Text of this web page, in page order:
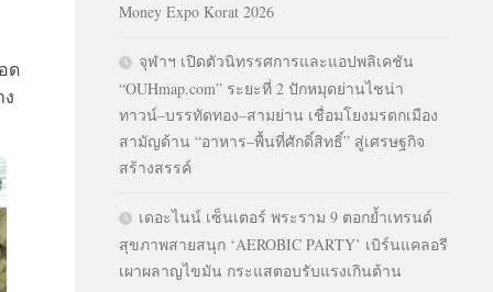
ด
Money Expo Korat 2026
จุฬาฯ เปิดตัวนิทรรศการและแอปพลิเคชัน
“OUHmap.com” ระยะที่ 2 ปักหมุดย่านไชน่า
ทาวน์–บรรทัดทอง–สามย่าน เชื่อมโยงมรดกเมือง
สามัญด้าน “อาหาร–พื้นที่ศักดิ์สิทธิ์” สู่เศรษฐกิจ
สร้างสรรค์
เดอะไนน์ เซ็นเตอร์ พระราม 9 ตอกย้ำเทรนด์
สุขภาพสายสนุก ‘AEROBIC PARTY’ เบิร์นแคลอรี
เผาผลาญไขมัน กระแสตอบรับแรงเกินต้าน